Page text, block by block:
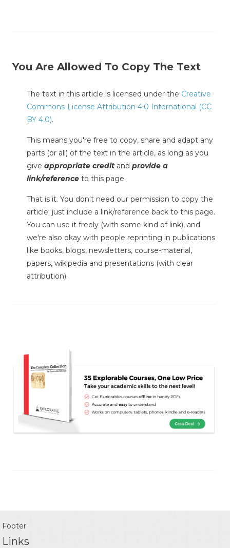
You Are Allowed To Copy The Text
The text in this article is licensed under the Creative
Commons-License Attribution 4.0 International (CC
BY 4.0).
This means you're free to copy, share and adapt any
parts (or all) of the text in the article, as long as you
give appropriate credit and provide a
link/reference to this page.
That is it. You don't need our permission to copy the
article; just include a link/reference back to this page.
You can use it freely (with some kind of link), and
we're also okay with people reprinting in publications
like books, blogs, newsletters, course-material,
papers, wikipedia and presentations (with clear
attribution).
Footer
Links